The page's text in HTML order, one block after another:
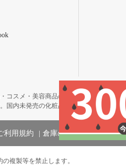
コスメ・美容商品の通販サイトです。
国内未発売の化粧品も取り揃えています。
利用規約 倉庫の管理体制
複製等を禁止します。